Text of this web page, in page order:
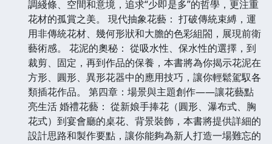
調綫條、空間和意境，追求“少即是多”的哲學，更注重
花材的孤賞之美。 現代抽象花藝： 打破傳統束縛，運
用非傳統花材、幾何形狀和大膽的色彩組閤，展現前衛
藝術感。 花泥的奧秘： 從吸水性、保水性的選擇，到
裁剪、固定，再到作品的保養，本書將為你揭示花泥在
方形、圓形、異形花器中的應用技巧，讓你輕鬆駕馭各
類插花作品。 第四章：場景與主題創作——讓花藝點
亮生活 婚禮花藝： 從新娘手捧花（圓形、瀑布式、胸
花式）到宴會廳的桌花、背景裝飾，本書將提供詳細的
設計思路和製作要點，讓你能夠為新人打造一場難忘的